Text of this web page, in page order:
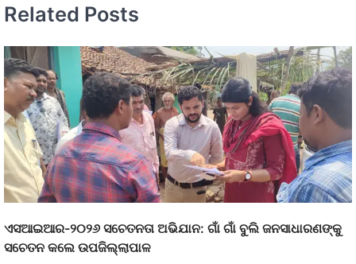
Related Posts
ଏସଆଇଆର-୨୦୨୬ ସଚେତନତା ଅଭିଯାନ: ଗାଁ ଗାଁ ବୁଲି ଜନସାଧାରଣଙ୍କୁ
ସଚେତନ କଲେ ଉପଜିଲ୍ଲାପାଳ